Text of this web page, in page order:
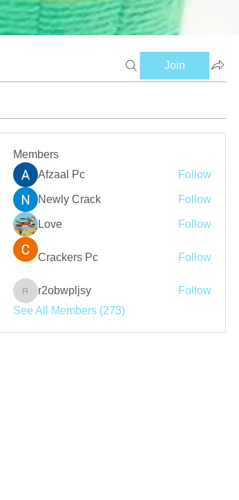
Join
Members
Afzaal Pc
Follow
Newly Crack Follow
Love Follow
Crackers Pc Follow
r2obwpljsy
r2obwpljsy
Follow
See All Members (273)